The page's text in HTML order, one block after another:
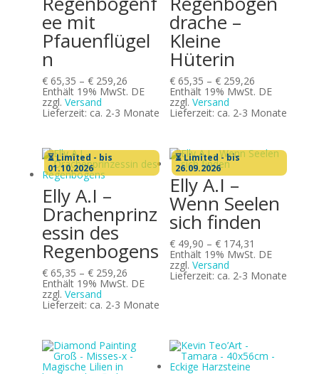
ee mit
Pfauenflügel
n
€65,35 – €259,26Preisspanne:
€ 65,35
€ 259,26
Enthält 19% MwSt. DE
zzgl. Versand
Lieferzeit: ca. 2-3 Monate
drache –
Kleine
Hüterin
€65,35 – €259,26Preisspanne:
€ 65,35
€ 259,26
Enthält 19% MwSt. DE
zzgl. Versand
Lieferzeit: ca. 2-3 Monate
⏳ Limited - bis
01.10.2026
Elly A.I –
Drachenprinz
essin des
Regenbogens
€65,35 – €259,26Preisspanne:
€ 65,35
€ 259,26
Enthält 19% MwSt. DE
zzgl. Versand
Lieferzeit: ca. 2-3 Monate
⏳ Limited - bis
26.09.2026
Elly A.I –
Wenn Seelen
sich finden
€49,90 – €174,31
€ 49,90
€ 174,31
Enthält 19% MwSt. DE
zzgl. Versand
Lieferzeit: ca. 2-3 Monate